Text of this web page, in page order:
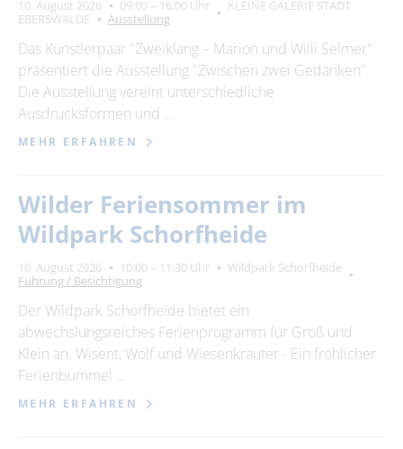
SUCHEN
10. August 2026 09:00 – 16:00 Uhr
KLEINE GALERIE STADT
EBERSWALDE
Ausstellung
Das Künstlerpaar "Zweiklang – Marion und Willi Selmer"
präsentiert die Ausstellung "Zwischen zwei Gedanken".
Die Ausstellung vereint unterschiedliche
Ausdrucksformen und …
MEHR ERFAHREN
Wilder Feriensommer im
Wildpark Schorfheide
10. August 2026 10:00 – 11:30 Uhr
Wildpark Schorfheide
Führung / Besichtigung
Der Wildpark Schorfheide bietet ein
abwechslungsreiches Ferienprogramm für Groß und
Klein an. Wisent, Wolf und Wiesenkräuter - Ein fröhlicher
Ferienbummel …
MEHR ERFAHREN